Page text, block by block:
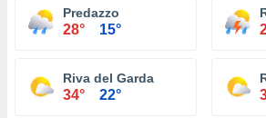
Predazzo
28° 15°
Riva del Garda
34° 22°